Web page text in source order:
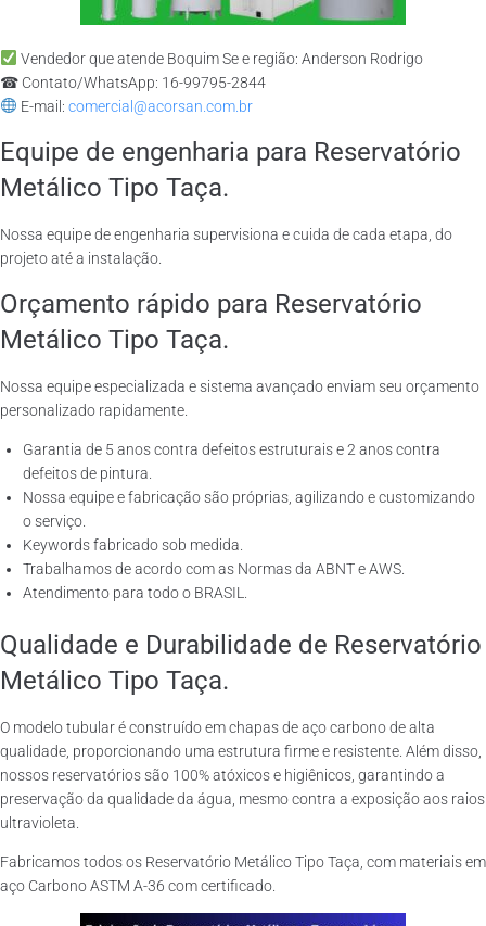
Vendedor que atende Boquim Se e região: Anderson Rodrigo
☎ Contato/WhatsApp: 16-99795-2844
E-mail: comercial@acorsan.com.br
Equipe de engenharia para Reservatório
Metálico Tipo Taça.
Nossa equipe de engenharia supervisiona e cuida de cada etapa, do
projeto até a instalação.
Orçamento rápido para Reservatório
Metálico Tipo Taça.
Nossa equipe especializada e sistema avançado enviam seu orçamento
personalizado rapidamente.
Garantia de 5 anos contra defeitos estruturais e 2 anos contra
defeitos de pintura.
Nossa equipe e fabricação são próprias, agilizando e customizando
o serviço.
Keywords fabricado sob medida.
Trabalhamos de acordo com as Normas da ABNT e AWS.
Atendimento para todo o BRASIL.
Qualidade e Durabilidade de Reservatório
Metálico Tipo Taça.
O modelo tubular é construído em chapas de aço carbono de alta
qualidade, proporcionando uma estrutura firme e resistente. Além disso,
nossos reservatórios são 100% atóxicos e higiênicos, garantindo a
preservação da qualidade da água, mesmo contra a exposição aos raios
ultravioleta.
Fabricamos todos os Reservatório Metálico Tipo Taça, com materiais em
aço Carbono ASTM A-36 com certificado.